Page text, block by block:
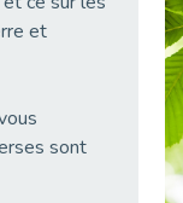
L’alternance : un levier stratégique pour recruter et inclure durablement
CAP EMPLOI 92 : L’inclusion portée à son sommet, bien au-delà des quotas
et
sont